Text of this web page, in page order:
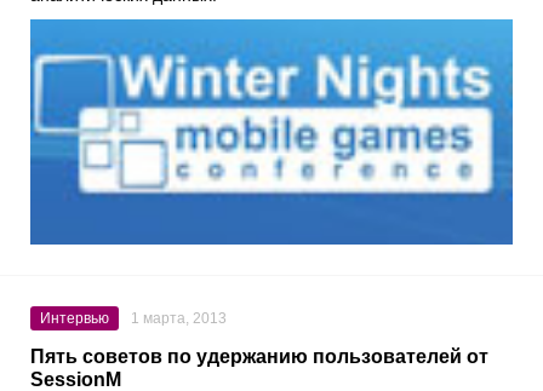
Интервью 1 марта, 2013
Пять советов по удержанию пользователей от
SessionM